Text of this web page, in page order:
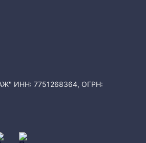
ИНН: 7751268364, ОГРН: